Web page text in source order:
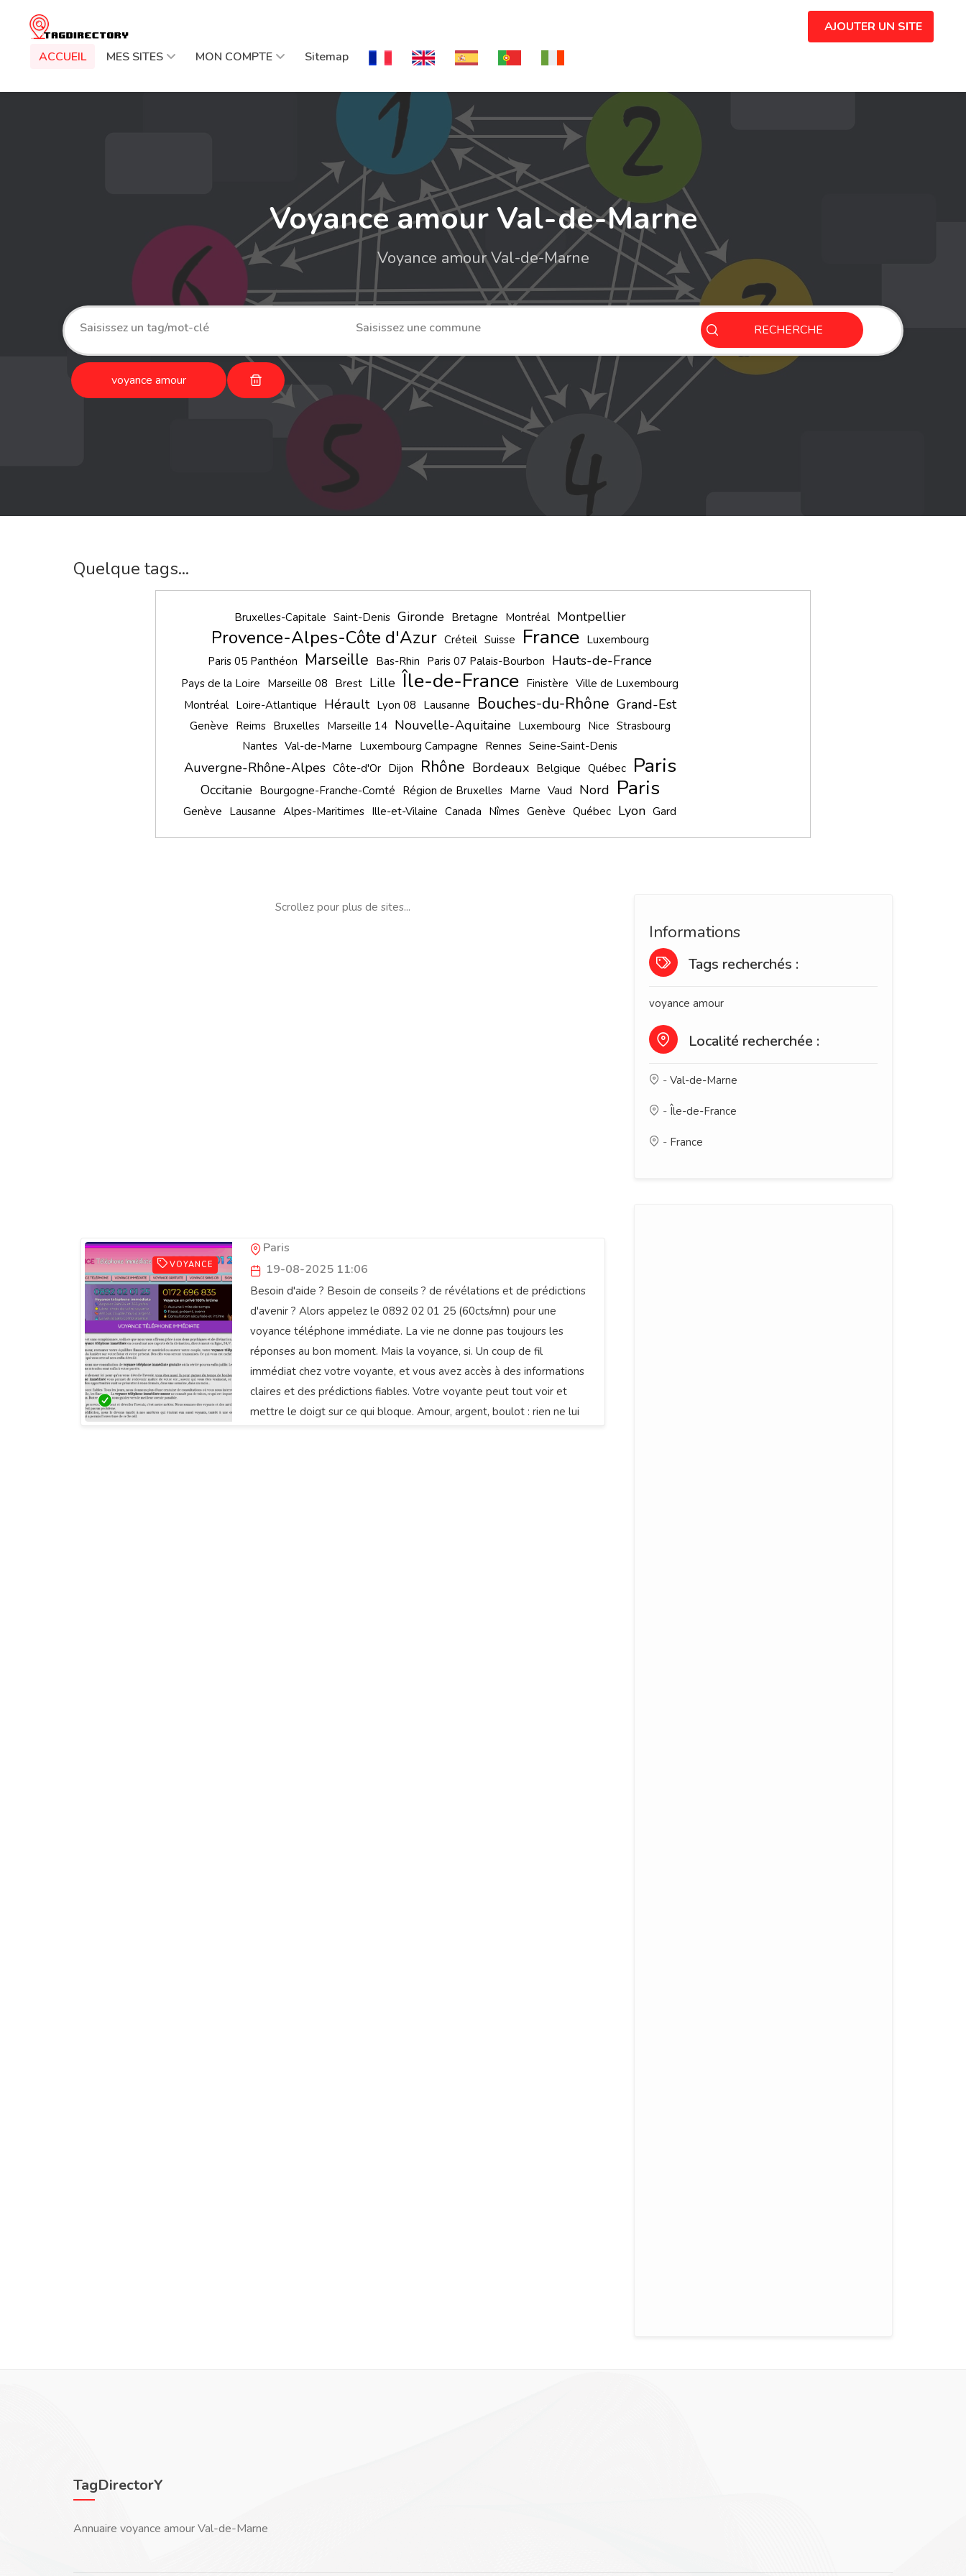
ACCUEIL MES SITES MON COMPTE Sitemap
AJOUTER UN SITE
Voyance amour Val-de-Marne
Voyance amour Val-de-Marne
RECHERCHE
voyance amour
Quelque tags...
Bruxelles-Capitale Saint-Denis Gironde Bretagne Montréal Montpellier
Provence-Alpes-Côte d'Azur Créteil Suisse France Luxembourg
Paris 05 Panthéon
Marseille Bas-Rhin Paris 07 Palais-Bourbon Hauts-de-France
Pays de la Loire Marseille 08 Brest Lille Île-de-France Finistère Ville de Luxembourg
Montréal Loire-Atlantique Hérault Lyon 08 Lausanne Bouches-du-Rhône Grand-Est
Genève Reims Bruxelles Marseille 14 Nouvelle-Aquitaine Luxembourg Nice Strasbourg
Nantes Val-de-Marne Luxembourg Campagne Rennes Seine-Saint-Denis
Auvergne-Rhône-Alpes Côte-d'Or Dijon Rhône Bordeaux Belgique Québec Paris
Occitanie Bourgogne-Franche-Comté Région de Bruxelles Marne Vaud Nord Paris
Genève Lausanne Alpes-Maritimes Ille-et-Vilaine Canada Nîmes Genève Québec Lyon Gard
Scrollez pour plus de sites...
VOYANCE
Paris
19-08-2025 11:06
Besoin d'aide ? Besoin de conseils ? de révélations et de prédictions
d'avenir ? Alors appelez le 0892 02 01 25 (60cts/mn) pour une
voyance téléphone immédiate. La vie ne donne pas toujours les
réponses au bon moment. Mais la voyance, si. Un coup de fil
immédiat chez votre voyante, et vous avez accès à des informations
claires et des prédictions fiables. Votre voyante peut tout voir et
mettre le doigt sur ce qui bloque. Amour, argent, boulot : rien ne lui
Informations
Tags recherchés :
voyance amour
Localité recherchée :
- Val-de-Marne
- Île-de-France
- France
TagDirectorY
Annuaire voyance amour Val-de-Marne